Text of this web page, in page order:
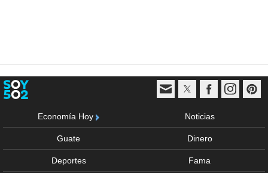
Economía Hoy Noticias
Guate Dinero
Deportes Fama